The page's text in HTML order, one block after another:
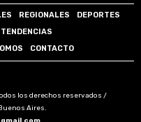
REGIONALES
DEPORTES
TENDENCIAS
CONTACTO
los derechos reservados /
Aires.